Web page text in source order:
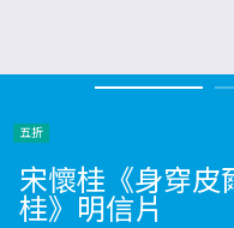
五折
宋懷桂《身穿皮
桂》明信片